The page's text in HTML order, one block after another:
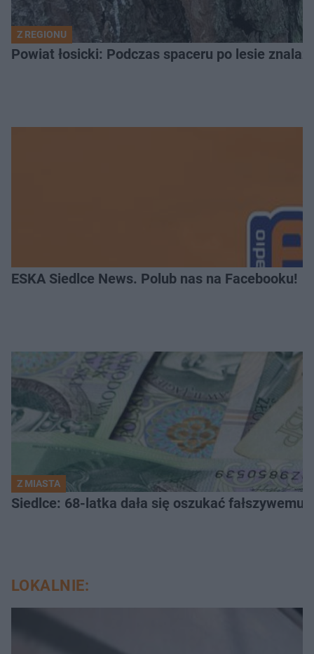
Z REGIONU
ESKA Siedlce News. Polub nas na Facebooku!
Z MIASTA
Siedlce: 68-latka dała się oszukać
LOKALNIE: